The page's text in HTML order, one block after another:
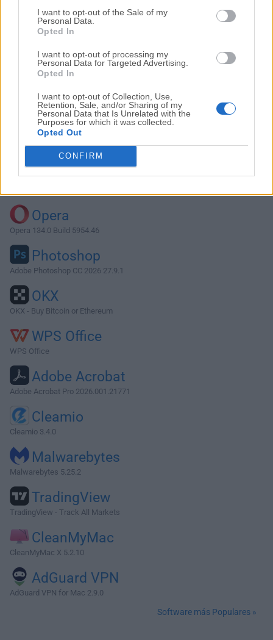
I want to opt-out of the Sale of my
Personal Data.
Opted In
I want to opt-out of processing my
Personal Data for Targeted Advertising.
Opted In
I want to opt-out of Collection, Use,
Retention, Sale, and/or Sharing of my
Personal Data that Is Unrelated with the
Purposes for which it was collected.
Opted Out
CONFIRM
Descargar Fantastical 3.0.11
¿Por qué se publica esta aplicación en FileHorse? (
información
Opera
Opera 134.0 Build 5954.46
Photoshop
Adobe Photoshop CC 2026 27.9.1
OKX
OKX - Buy Bitcoin or Ethereum
WPS Office
WPS Office
Adobe Acrobat
Adobe Acrobat Pro 2026.001.21771
Cleamio
Cleamio 3.4.0
Malwarebytes
Malwarebytes 5.25.2
TradingView
TradingView - Track All Markets
CleanMyMac
CleanMyMac X 5.2.10
AdGuard VPN
AdGuard VPN for Mac 2.9.0
Software más Populares »